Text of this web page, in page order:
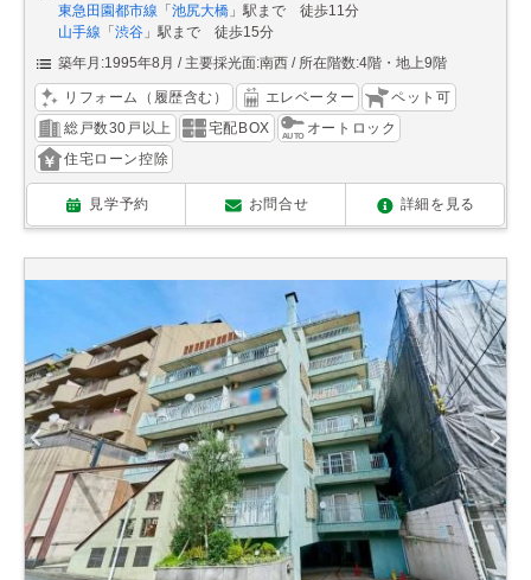
東急田園都市線 「 池尻大橋 」駅まで 徒歩11分
山手線 「 渋谷 」駅まで 徒歩15分
築年月:1995年8月
主要採光面:南西 所在階数:4階・地上9階
リフォーム（履歴含む） エレベーター
ペット可
総戸数30戸以上
宅配BOX
オートロック
住宅ローン控除
見学予約 お問合せ 詳細を見る